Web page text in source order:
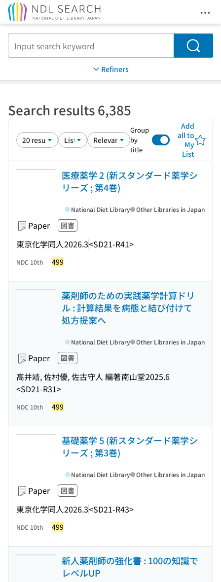
Search
Refiners
Search results 6,385
Group
by
title
Add
all to
My
List
医療薬学 2 (新スタンダード薬学シ
リーズ ; 第4巻)
Paper 図書
東京化学同人2026.3<SD21-R41>
National Diet Library Other Libraries in Japan
NDC 10th 499
薬剤師のための実践薬学計算ドリ
ル : 計算結果を病態と結び付けて
処方提案へ
Paper 図書
高井靖, 佐村優, 佐古守人 編著南山堂2025.6
<SD21-R31>
National Diet Library Other Libraries in Japan
NDC 10th 499
基礎薬学 5 (新スタンダード薬学シ
リーズ ; 第3巻)
Paper 図書
東京化学同人2026.3<SD21-R43>
National Diet Library Other Libraries in Japan
NDC 10th 499
新人薬剤師の強化書 : 100の知識で
レベルUP